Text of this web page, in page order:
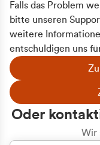
Falls das Problem
bitte unseren
weitere
entschuldigen uns
Oder
Wir